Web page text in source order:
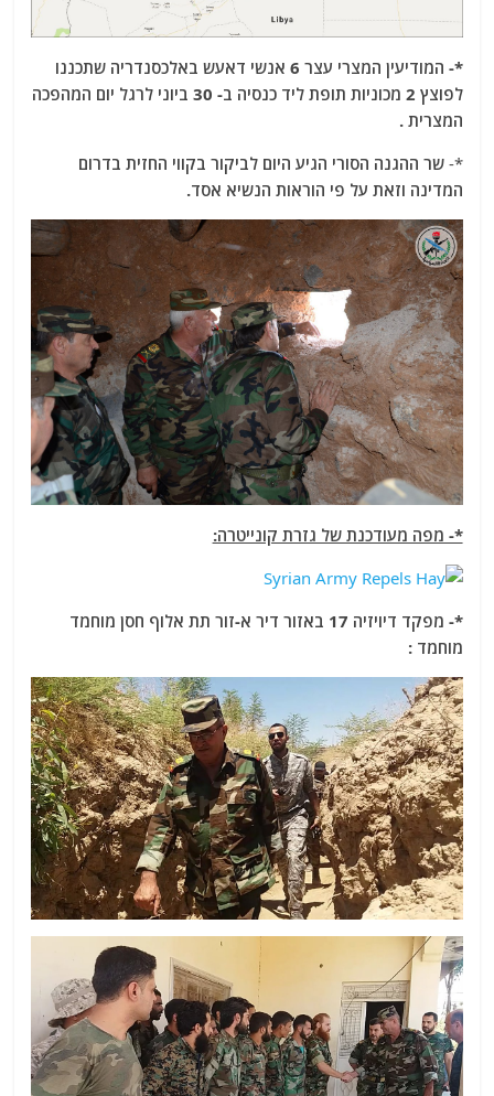
*- המודיעין המצרי עצר 6 אנשי דאעש באלכסנדריה שתכננו
לפוצץ 2 מכוניות תופת ליד כנסיה ב- 30 ביוני לרגל יום המהפכה
המצרית .
*-שר ההגנה הסורי הגיע היום לביקור בקווי החזית בדרום
המדינה וזאת על פי הוראות הנשיא אסד.
*- מפה מעודכנת של גזרת קונייטרה:
*- מפקד דיויזיה 17 באזור דיר א-זור תת אלוף חסן מוחמד
מוחמד :